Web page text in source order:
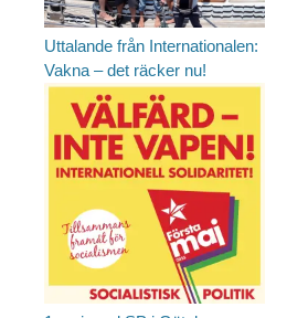
Uttalande från Internationalen:
Vakna – det räcker nu!